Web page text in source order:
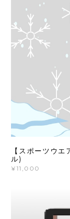
【スポーツウ
ル)
¥11,000